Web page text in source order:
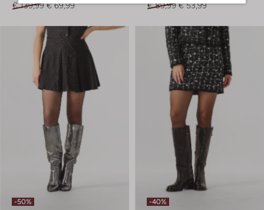
€ 139,99 € 69,99
€ 89,99 € 53,99
-50% -40%